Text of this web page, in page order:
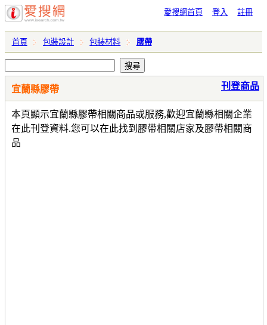
愛搜網首頁 登入 註冊
首頁 包裝設計 包裝材料 膠帶
宜蘭縣膠帶
本頁顯示宜蘭縣膠帶相關商品或服務,歡迎宜蘭縣相關企業
在此刊登資料.您可以在此找到膠帶相關店家及膠帶相關商
品
刊登商品